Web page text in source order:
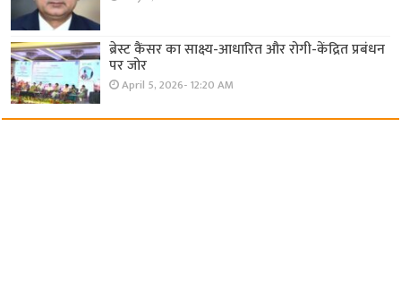
ब्रेस्ट कैंसर का साक्ष्य-आधारित और रोगी-केंद्रित प्रबंधन
पर जोर
April 5, 2026- 12:20 AM